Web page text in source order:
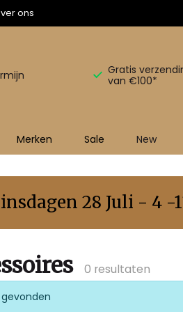
ons
Gratis
van €100*
Merken Sale New
28 Juli - 4 -
0 resultaten